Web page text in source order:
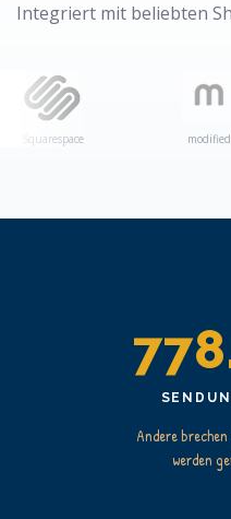
Integriert mit beliebten
Andere brechen
werden